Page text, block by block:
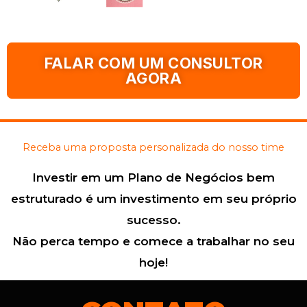
FALAR COM UM CONSULTOR
AGORA
Receba uma proposta personalizada do nosso time
Investir em um Plano de Negócios bem
estruturado é um investimento em seu próprio
sucesso.
Não perca tempo e comece a trabalhar no seu
hoje!